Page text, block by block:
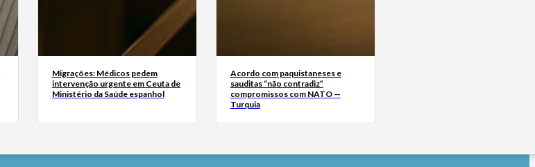
Migrações: Médicos pedem
intervenção urgente em Ceuta de
Ministério da Saúde espanhol
Acordo com paquistaneses e
sauditas “não contradiz”
compromissos com NATO —
Turquia